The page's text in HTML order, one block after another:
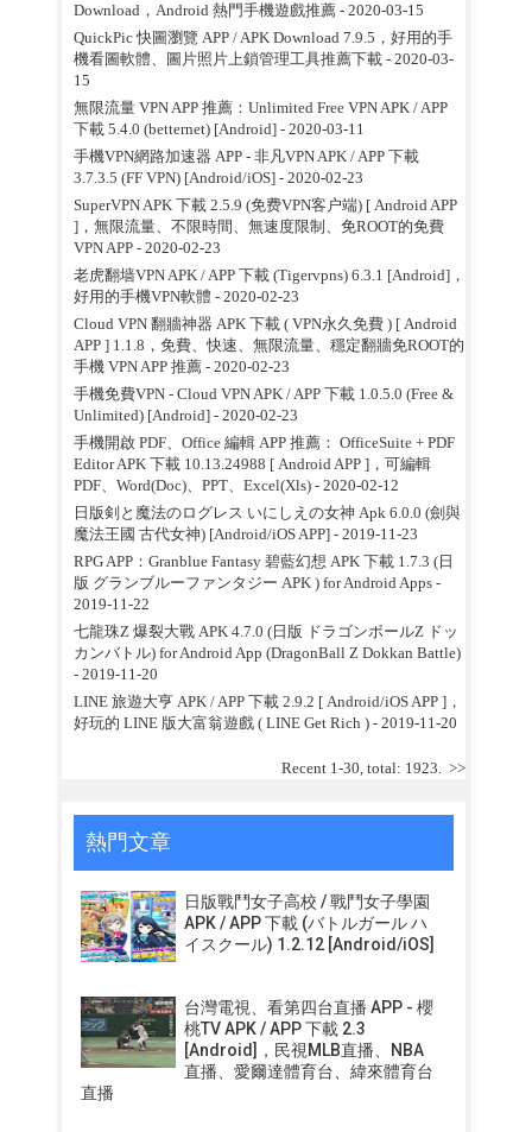
Download，Android 熱門手機遊戲推薦- 2020-03-15
QuickPic 快圖瀏覽 APP / APK Download 7.9.5，好用的手
機看圖軟體、圖片照片上鎖管理工具推薦下載- 2020-03-
15
無限流量 VPN APP 推薦：Unlimited Free VPN APK / APP
下載 5.4.0 (betternet) [Android]- 2020-03-11
手機VPN網路加速器 APP - 非凡VPN APK / APP 下載
3.7.3.5 (FF VPN) [Android/iOS]- 2020-02-23
SuperVPN APK 下載 2.5.9 (免费VPN客户端) [ Android APP
]，無限流量、不限時間、無速度限制、免ROOT的免費
VPN APP- 2020-02-23
老虎翻墙VPN APK / APP 下載 (Tigervpns) 6.3.1 [Android]，
好用的手機VPN軟體 - 2020-02-23
Cloud VPN 翻牆神器 APK 下載 ( VPN永久免費 ) [ Android
APP ] 1.1.8，免費、快速、無限流量、穩定翻牆免ROOT的
手機 VPN APP 推薦- 2020-02-23
手機免費VPN - Cloud VPN APK / APP 下載 1.0.5.0 (Free &
Unlimited) [Android]- 2020-02-23
手機開啟 PDF、Office 編輯 APP 推薦： OfficeSuite + PDF
Editor APK 下載 10.13.24988 [ Android APP ]，可編輯
PDF、Word(Doc)、PPT、Excel(Xls)- 2020-02-12
日版剣と魔法のログレス いにしえの女神 Apk 6.0.0 (劍與
魔法王國 古代女神) [Android/iOS APP]- 2019-11-23
RPG APP：Granblue Fantasy 碧藍幻想 APK 下載 1.7.3 (日
版 グランブルーファンタジー APK ) for Android Apps -
2019-11-22
七龍珠Z 爆裂大戰 APK 4.7.0 (日版 ドラゴンボールZ ドッ
カンバトル) for Android App (DragonBall Z Dokkan Battle)
- 2019-11-20
LINE 旅遊大亨 APK / APP 下載 2.9.2 [ Android/iOS APP ]，
好玩的 LINE 版大富翁遊戲 ( LINE Get Rich )- 2019-11-20
Recent 1-30, total: 1923. >>
熱門文章
日版戰鬥女子高校 / 戰鬥女子學園
APK / APP 下載 (バトルガール ハ
イスクール) 1.2.12 [Android/iOS]
台灣電視、看第四台直播 APP - 櫻
桃TV APK / APP 下載 2.3
[Android]，民視MLB直播、NBA
直播、愛爾達體育台、緯來體育台
直播